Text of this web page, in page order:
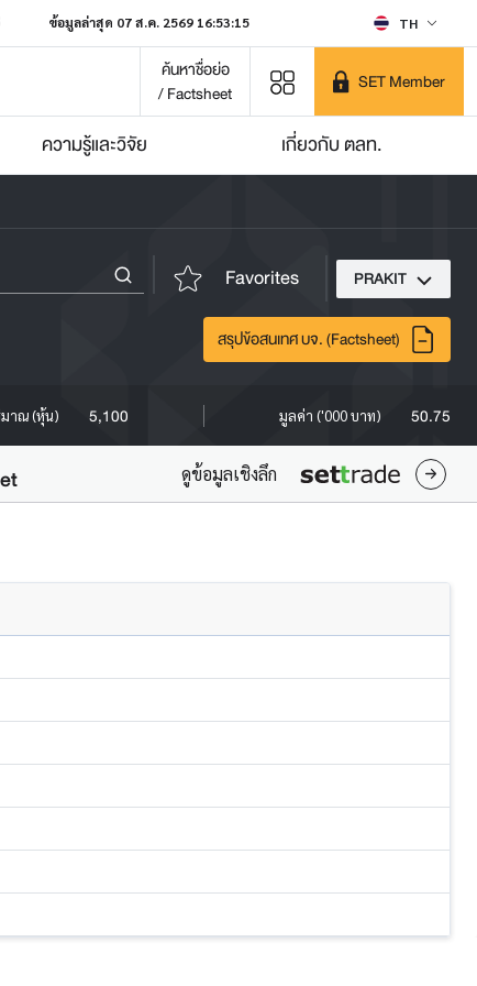
ข้อมูลล่าสุด 07 ส.ค. 2569 16:53:15 TH
ค้นหาชื่อย่อ
/ Factsheet
SET Member
ความรู้และวิจัย เกี่ยวกับ ตลท.
Favorites PRAKIT
สรุปข้อสนเทศ บจ. (Factsheet)
าณ (หุ้น) 5,100 มูลค่า ('000 บาท) 50.75
ดูข้อมูลเชิงลึก